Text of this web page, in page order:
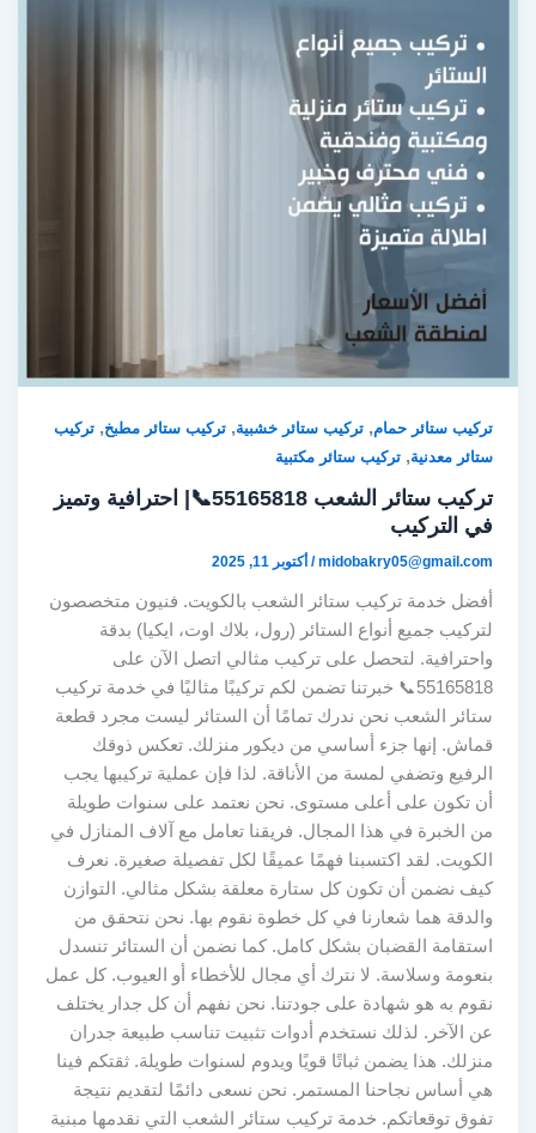
تركيب ستائر حمام,تركيب ستائر خشبية,تركيب ستائر مطبخ,تركيب
ستائر معدنية,تركيب ستائر مكتبية
تركيب ستائر الشعب 55165818📞| احترافية وتميز
في التركيب
midobakry05@gmail.com
/أكتوبر 11, 2025
أفضل خدمة تركيب ستائر الشعب بالكويت. فنيون متخصصون
لتركيب جميع أنواع الستائر (رول، بلاك اوت، ايكيا) بدقة
واحترافية. لتحصل على تركيب مثالي اتصل الآن على
55165818📞 خبرتنا تضمن لكم تركيبًا مثاليًا في خدمة تركيب
ستائر الشعب نحن ندرك تمامًا أن الستائر ليست مجرد قطعة
قماش. إنها جزء أساسي من ديكور منزلك. تعكس ذوقك
الرفيع وتضفي لمسة من الأناقة. لذا فإن عملية تركيبها يجب
أن تكون على أعلى مستوى. نحن نعتمد على سنوات طويلة
من الخبرة في هذا المجال. فريقنا تعامل مع آلاف المنازل في
الكويت. لقد اكتسبنا فهمًا عميقًا لكل تفصيلة صغيرة. نعرف
كيف نضمن أن تكون كل ستارة معلقة بشكل مثالي. التوازن
والدقة هما شعارنا في كل خطوة نقوم بها. نحن نتحقق من
استقامة القضبان بشكل كامل. كما نضمن أن الستائر تنسدل
بنعومة وسلاسة. لا نترك أي مجال للأخطاء أو العيوب. كل عمل
نقوم به هو شهادة على جودتنا. نحن نفهم أن كل جدار يختلف
عن الآخر. لذلك نستخدم أدوات تثبيت تناسب طبيعة جدران
منزلك. هذا يضمن ثباتًا قويًا ويدوم لسنوات طويلة. ثقتكم فينا
هي أساس نجاحنا المستمر. نحن نسعى دائمًا لتقديم نتيجة
تفوق توقعاتكم. خدمة تركيب ستائر الشعب التي نقدمها مبنية